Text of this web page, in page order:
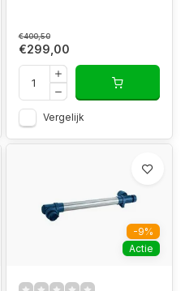
€400,50
€299,00
Vergelijk
-9%
Actie